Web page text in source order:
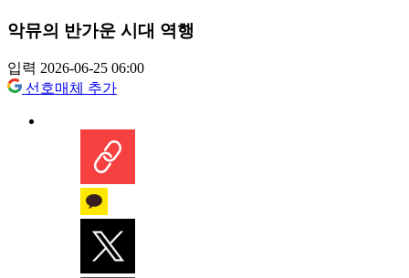
악뮤의 반가운 시대 역행
입력 2026-06-25 06:00
선호매체 추가